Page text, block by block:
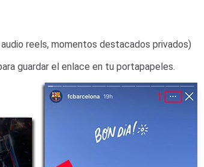
reels, momentos destacados privados)
guardar el enlace en tu portapapeles.